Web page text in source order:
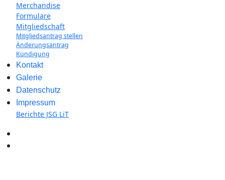
Merchandise
Formulare
Mitgliedschaft
Mitgliedsantrag stellen
Änderungsantrag
Kündigung
Kontakt
Galerie
Datenschutz
Impressum
Berichte JSG LiT